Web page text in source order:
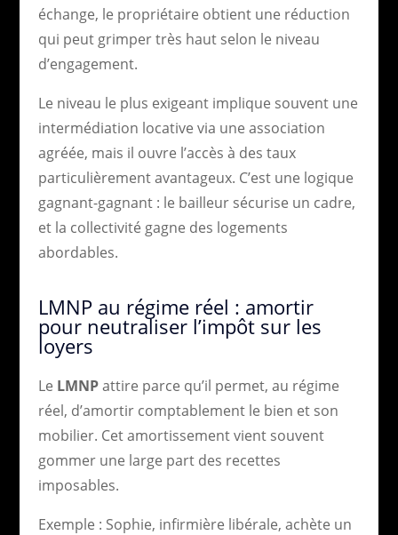
échange, le propriétaire obtient une réduction
qui peut grimper très haut selon le niveau
d’engagement.
Le niveau le plus exigeant implique souvent une
intermédiation locative via une association
agréée, mais il ouvre l’accès à des taux
particulièrement avantageux. C’est une logique
gagnant-gagnant : le bailleur sécurise un cadre,
et la collectivité gagne des logements
abordables.
LMNP au régime réel : amortir
pour neutraliser l’impôt sur les
loyers
Le LMNPattire parce qu’il permet, au régime
réel, d’amortir comptablement le bien et son
mobilier. Cet amortissement vient souvent
gommer une large part des recettes
imposables.
Exemple : Sophie, infirmière libérale, achète un